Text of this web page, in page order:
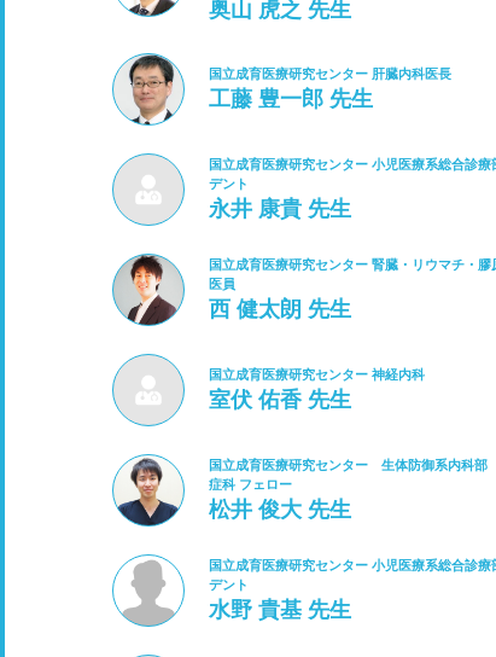
奥山 虎之 先生
国立成育医療研究センター 肝臓内科医長
工藤 豊一郎 先生
国立成育医療研究センター 小児医療系総合診療
デント
永井 康貴 先生
国立成育医療研究センター 腎臓・リウマチ・膠
医員
西 健太朗 先生
国立成育医療研究センター 神経内科
室伏 佑香 先生
国立成育医療研究センター 生体防御系内科
症科 フェロー
松井 俊大 先生
国立成育医療研究センター 小児医療系総合診療
デント
水野 貴基 先生